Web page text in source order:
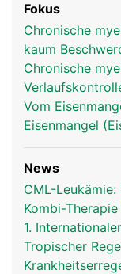
Fokus
Chronische
kaum
Chronische
Vom
Eisenmangel
News
CML-
Kombi-Therapie
1.
Tropischer